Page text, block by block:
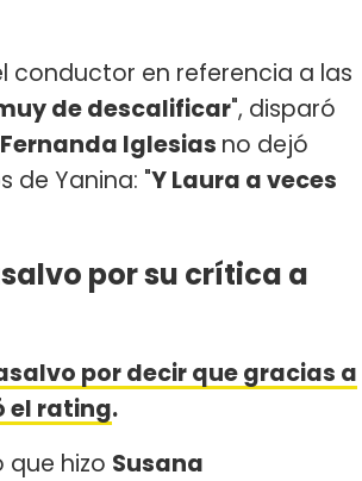
conductor en referencia a las
de descalificar", disparó
Fernanda Iglesias no dejó
de Yanina: "Y Laura a veces
por su crítica a
por decir que gracias a
el rating.
hizo Susana